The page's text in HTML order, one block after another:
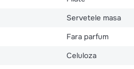
Servetele masa
Fara parfum
Celuloza